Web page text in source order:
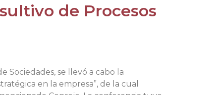
de Procesos
Sociedades, se llevó a cabo la
en la empresa”, de la cual